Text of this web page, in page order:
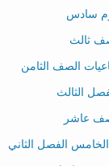
سادس
صف ثالث
الصف الثامن
الثالث
عاشر
الفصل الثاني